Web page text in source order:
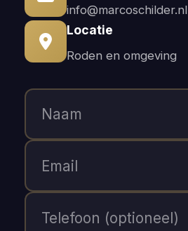
info@marcoschilder.nl
Locatie
Roden en omgeving